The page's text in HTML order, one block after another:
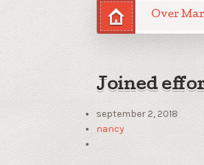
Over
Joined
september 2, 2018
nancy